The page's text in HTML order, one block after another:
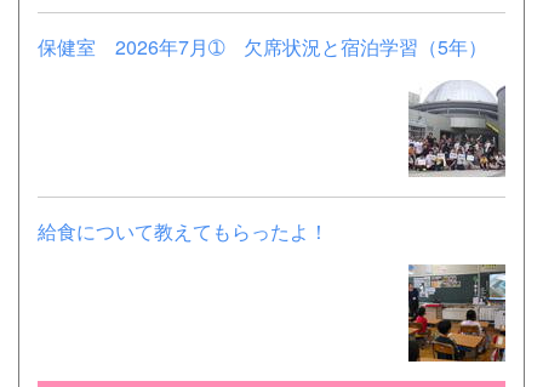
保健室 2026年7月➀ 欠席状況と宿泊学習（5年）
給食について教えてもらったよ！